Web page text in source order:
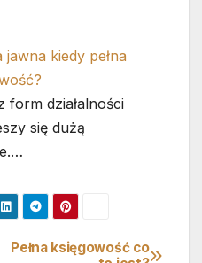
jawna kiedy pełna
form działalności
się dużą
Pełna księgowość co